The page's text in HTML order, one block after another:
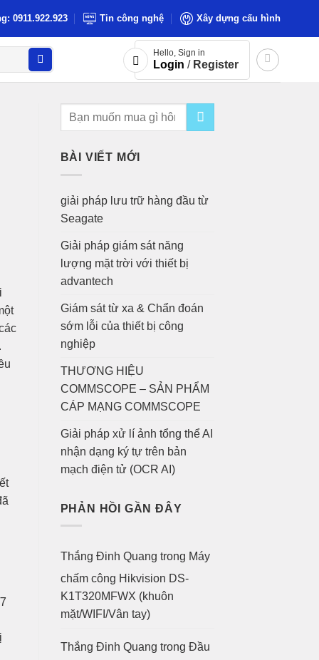
0911.922.923 Tin công nghệ Xây dựng cấu hình
Hello, Sign in
Login / Register
BÀI VIẾT MỚI
giải pháp lưu trữ hàng đầu từ
Seagate
Giải pháp giám sát năng
lượng mặt trời với thiết bị
advantech
Giám sát từ xa & Chẩn đoán
sớm lỗi của thiết bị công
nghiệp
THƯƠNG HIỆU
COMMSCOPE – SẢN PHẨM
CÁP MẠNG COMMSCOPE
Giải pháp xử lí ảnh tổng thể AI
nhận dạng ký tự trên bản
mạch điện tử (OCR AI)
PHẢN HỒI GẦN ĐÂY
Thắng Đinh Quang trong Máy
chấm công Hikvision DS-
K1T320MFWX (khuôn
mặt/WIFI/Vân tay)
Thắng Đinh Quang trong Đầu